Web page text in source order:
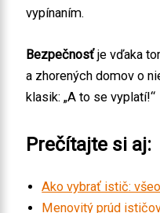
vypínaním.
Bezpečnosťje vďaka
a zhorených domov o
klasik: „A to se vyplatí!“
Prečítajte si aj:
Ako vybrať istič:
Menovitý prúd